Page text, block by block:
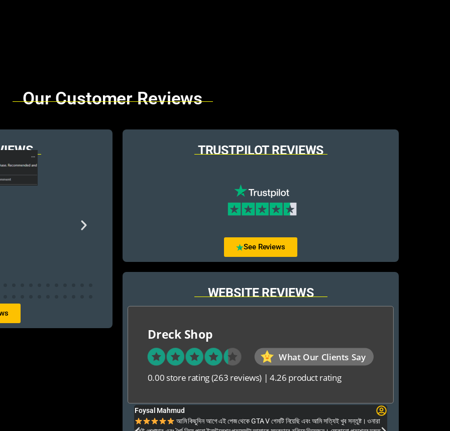
Our Customer Reviews
TRUSTPILOT REVIEWS
See Reviews
WEBSITE REVIEWS
Dreck Shop
What Our Clients Say
0.00 store rating(263 reviews) |4.26 product rating
Foysal Mahmud
আমি কিছুদিন আগে এই পেজ থেকে GTA V গেমটি নিয়েছি এবং আমি সত্যিই খুব সন্তুষ্ট। ওনারা